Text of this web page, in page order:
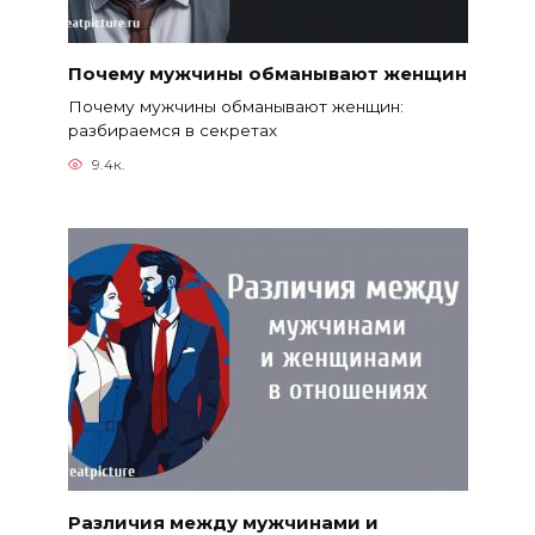
Почему мужчины обманывают женщин
Почему мужчины обманывают женщин:
разбираемся в секретах
9.4к.
Различия между мужчинами и